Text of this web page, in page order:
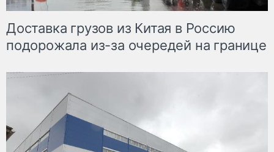
Доставка грузов из Китая в Россию
подорожала из-за очередей на границе